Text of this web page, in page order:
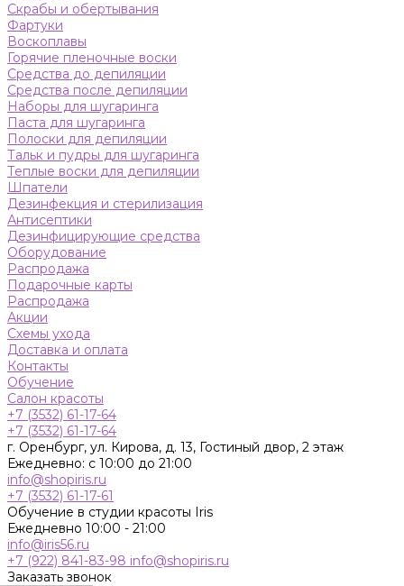
Скрабы и обертывания
Фартуки
Воскоплавы
Горячие пленочные воски
Средства до депиляции
Средства после депиляции
Наборы для шугаринга
Паста для шугаринга
Полоски для депиляции
Тальк и пудры для шугаринга
Теплые воски для депиляции
Шпатели
Дезинфекция и стерилизация
Антисептики
Дезинфицирующие средства
Оборудование
Распродажа
Подарочные карты
Распродажа
Акции
Схемы ухода
Доставка и оплата
Контакты
Обучение
Салон красоты
+7 (3532) 61-17-64
+7 (3532) 61-17-64
г. Оренбург, ул. Кирова, д. 13, Гостиный двор, 2 этаж
Ежедневно: с 10:00 до 21:00
info@shopiris.ru
+7 (3532) 61-17-61
Обучение в студии красоты Iris
Ежедневно 10:00 - 21:00
info@iris56.ru
+7 (922) 841-83-98 info@shopiris.ru
Заказать звонок